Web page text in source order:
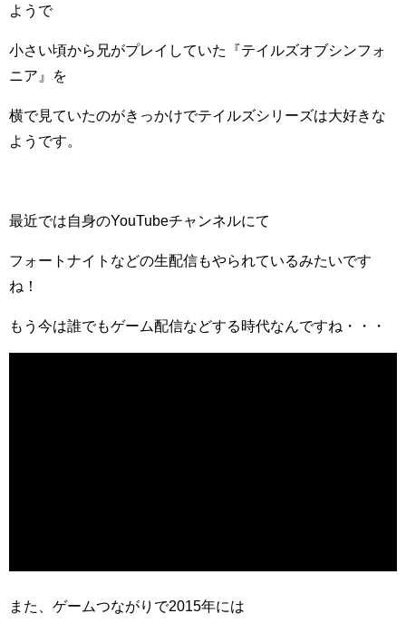
ようで
小さい頃から兄がプレイしていた『テイルズオブシンフォ
ニア』を
横で見ていたのがきっかけでテイルズシリーズは大好きな
ようです。
最近では自身のYouTubeチャンネルにて
フォートナイトなどの生配信もやられているみたいです
ね！
もう今は誰でもゲーム配信などする時代なんですね・・・
また、ゲームつながりで2015年には